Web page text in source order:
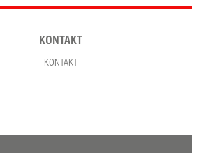
KONTAKT
KONTAKT